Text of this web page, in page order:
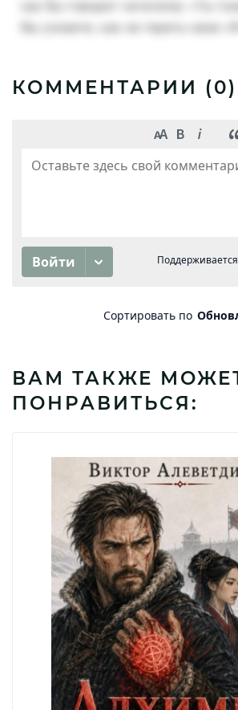
КОММЕНТАРИИ (0
ВАМ ТАКЖЕ
ПОНРАВИТЬСЯ: